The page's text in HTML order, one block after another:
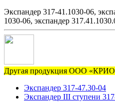
Экспандер 317-41.1030-06,
1030-06, экспандер
Другая продукция ООО
Экспандер 317-47.30-04
Экспандер III ступени